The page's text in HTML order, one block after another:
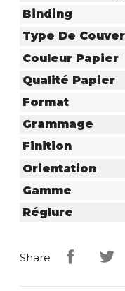
Binding
Type De
Couleur Papier
Qualité Papier
Format
Grammage
Finition
Orientation
Gamme
Réglure
Share